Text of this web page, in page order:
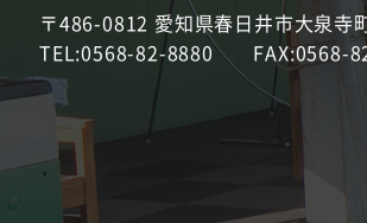
〒486-0812 愛知県春日井市大泉寺
TEL:0568-82-8880 FAX:0568-